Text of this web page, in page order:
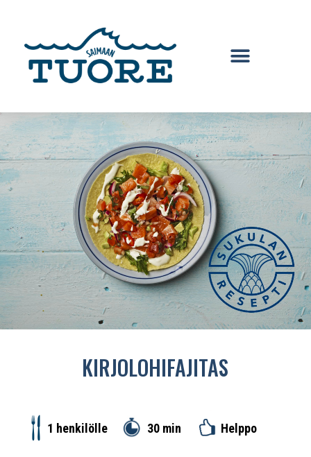
KIRJOLOHIFAJITAS
1 henkilölle 30 min Helppo